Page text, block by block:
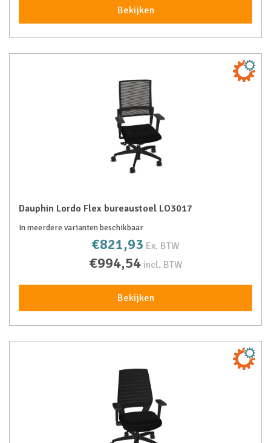
Bekijken
Dauphin Lordo Flex bureaustoel LO3017
In meerdere varianten beschikbaar
€821,93 Ex. BTW
€994,54 incl. BTW
Bekijken